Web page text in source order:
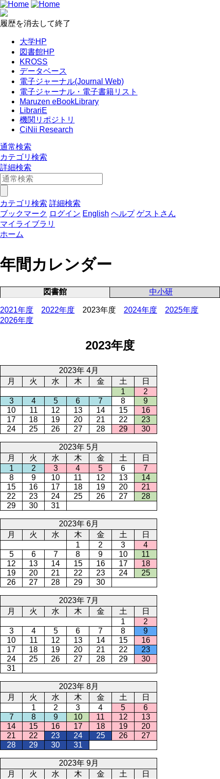
履歴を消去して終了
大学HP
図書館HP
KROSS
データベース
電子ジャーナル(Journal Web)
電子ジャーナル・電子書籍リスト
Maruzen eBookLibrary
LibrariE
機関リポジトリ
CiNii Research
通常検索
カテゴリ検索
詳細検索
カテゴリ検索 詳細検索
ブックマーク ログイン English ヘルプ ゲストさん
マイライブラリ
ホーム
年間カレンダー
図書館 中小研
2021年度 2022年度 2023年度 2024年度
2025年度
2026年度
2023年度
2023年 4月
月
火 水 木 金 土
日
1
2
3
4 5 6 7 8
9
10
11 12 13 14 15
16
17
18 19 20 21 22
23
24
25 26 27 28 29 30
2023年 5月
月
火 水 木 金 土
日
1
2 3 4 5 6
7
8
9 10 11 12 13
14
15
16 17 18 19 20
21
22
23 24 25 26 27
28
29
30 31
2023年 6月
月
火 水 木 金 土
日
1
2 3
4
5
6 7 8 9 10
11
12
13 14 15 16 17
18
19
20 21 22 23 24
25
26
27 28 29 30
2023年 7月
月
火 水 木 金 土
日
1
2
3
4 5 6 7 8
9
10
11 12 13 14 15
16
17
18 19 20 21 22
23
24
25 26 27 28 29
30
31
2023年 8月
月
火 水 木 金 土
日
1
2 3 4 5
6
7
8 9 10 11 12
13
14
15 16 17 18 19
20
21
22 23 24 25 26
27
28
29 30 31
2023年 9月
月
火 水 木 金 土
日